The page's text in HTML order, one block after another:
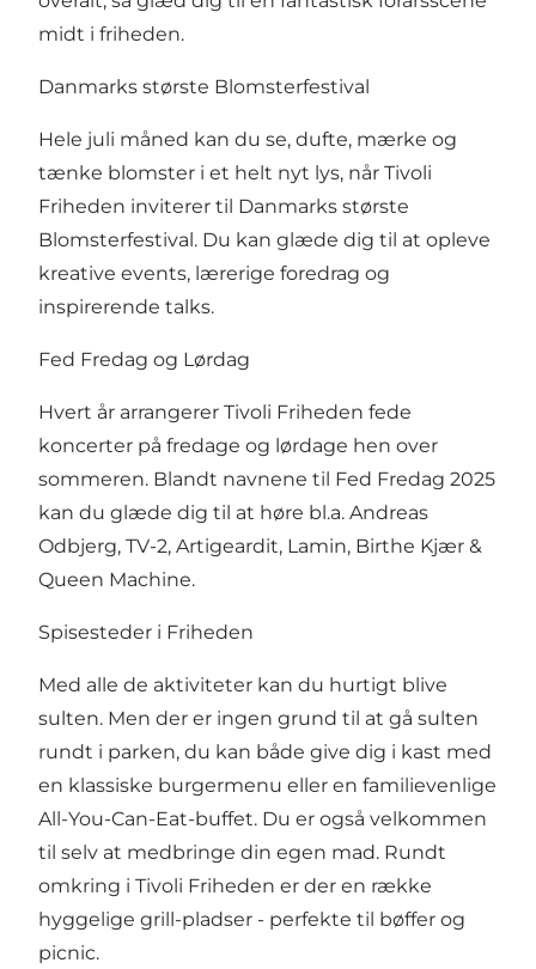
midt i friheden.
Danmarks største Blomsterfestival
Hele juli måned kan du se, dufte, mærke og
tænke blomster i et helt nyt lys, når Tivoli
Friheden inviterer til Danmarks største
Blomsterfestival. Du kan glæde dig til at opleve
kreative events, lærerige foredrag og
inspirerende talks.
Fed Fredag og Lørdag
Hvert år arrangerer Tivoli Friheden fede
koncerter på fredage og lørdage hen over
sommeren. Blandt navnene til Fed Fredag 2025
kan du glæde dig til at høre bl.a. Andreas
Odbjerg, TV-2, Artigeardit, Lamin, Birthe Kjær &
Queen Machine.
Spisesteder i Friheden
Med alle de aktiviteter kan du hurtigt blive
sulten. Men der er ingen grund til at gå sulten
rundt i parken, du kan både give dig i kast med
en klassiske burgermenu eller en familievenlige
All-You-Can-Eat-buffet. Du er også velkommen
til selv at medbringe din egen mad. Rundt
omkring i Tivoli Friheden er der en række
hyggelige grill-pladser - perfekte til bøffer og
picnic.